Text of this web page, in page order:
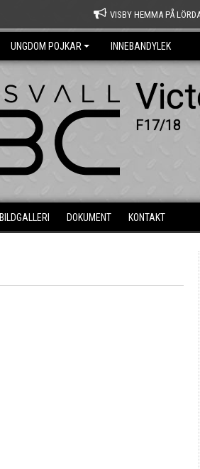
VISBY HEMMA PÅ
UNGDOM POJKAR INNEBANDYLEK
F17/18
BILDGALLERI DOKUMENT KONTAKT